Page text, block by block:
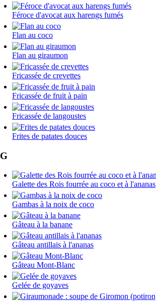
Féroce d'avocat aux harengs fumés
Flan au coco
Flan au giraumon
Fricassée de crevettes
Fricassée de fruit à pain
Fricassée de langoustes
Frites de patates douces
G
Galette des Rois fourrée au coco et à l'ananas
Gambas à la noix de coco
Gâteau à la banane
Gâteau antillais à l'ananas
Gâteau Mont-Blanc
Gelée de goyaves